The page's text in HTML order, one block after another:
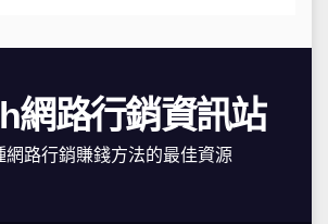
網路行銷資訊站
網路行銷賺錢方法的最佳資源